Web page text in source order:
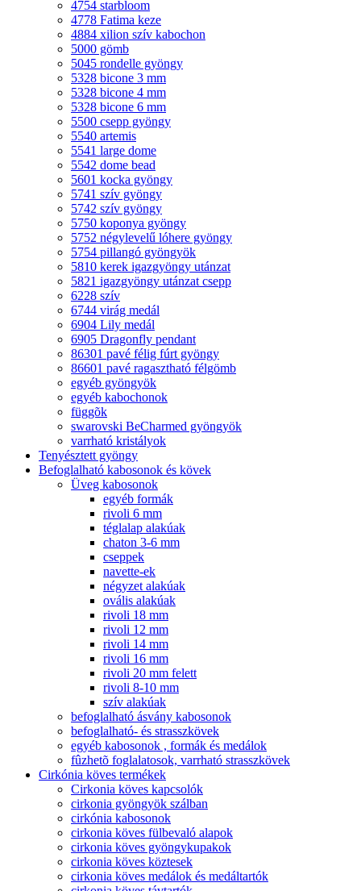
4754 starbloom
4778 Fatima keze
4884 xilion szív kabochon
5000 gömb
5045 rondelle gyöngy
5328 bicone 3 mm
5328 bicone 4 mm
5328 bicone 6 mm
5500 csepp gyöngy
5540 artemis
5541 large dome
5542 dome bead
5601 kocka gyöngy
5741 szív gyöngy
5742 szív gyöngy
5750 koponya gyöngy
5752 négylevelű lóhere gyöngy
5754 pillangó gyöngyök
5810 kerek igazgyöngy utánzat
5821 igazgyöngy utánzat csepp
6228 szív
6744 virág medál
6904 Lily medál
6905 Dragonfly pendant
86301 pavé félig fúrt gyöngy
86601 pavé ragasztható félgömb
egyéb gyöngyök
egyéb kabochonok
függõk
swarovski BeCharmed gyöngyök
varrható kristályok
Tenyésztett gyöngy
Befoglalható kabosonok és kövek
Üveg kabosonok
egyéb formák
rivoli 6 mm
téglalap alakúak
chaton 3-6 mm
cseppek
navette-ek
négyzet alakúak
ovális alakúak
rivoli 18 mm
rivoli 12 mm
rivoli 14 mm
rivoli 16 mm
rivoli 20 mm felett
rivoli 8-10 mm
szív alakúak
befoglalható ásvány kabosonok
befoglalható- és strasszkövek
egyéb kabosonok , formák és medálok
fûzhetõ foglalatosok, varrható strasszkövek
Cirkónia köves termékek
Cirkonia köves kapcsolók
cirkonia gyöngyök szálban
cirkónia kabosonok
cirkonia köves fülbevaló alapok
cirkonia köves gyöngykupakok
cirkonia köves köztesek
cirkonia köves medálok és medáltartók